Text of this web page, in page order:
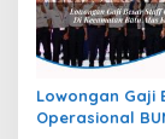
Lowongan Gaji
Operasional